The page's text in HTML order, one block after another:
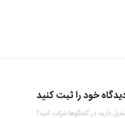
خود را ثبت کنید
دارید در گفتگوها شرکت کنید؟